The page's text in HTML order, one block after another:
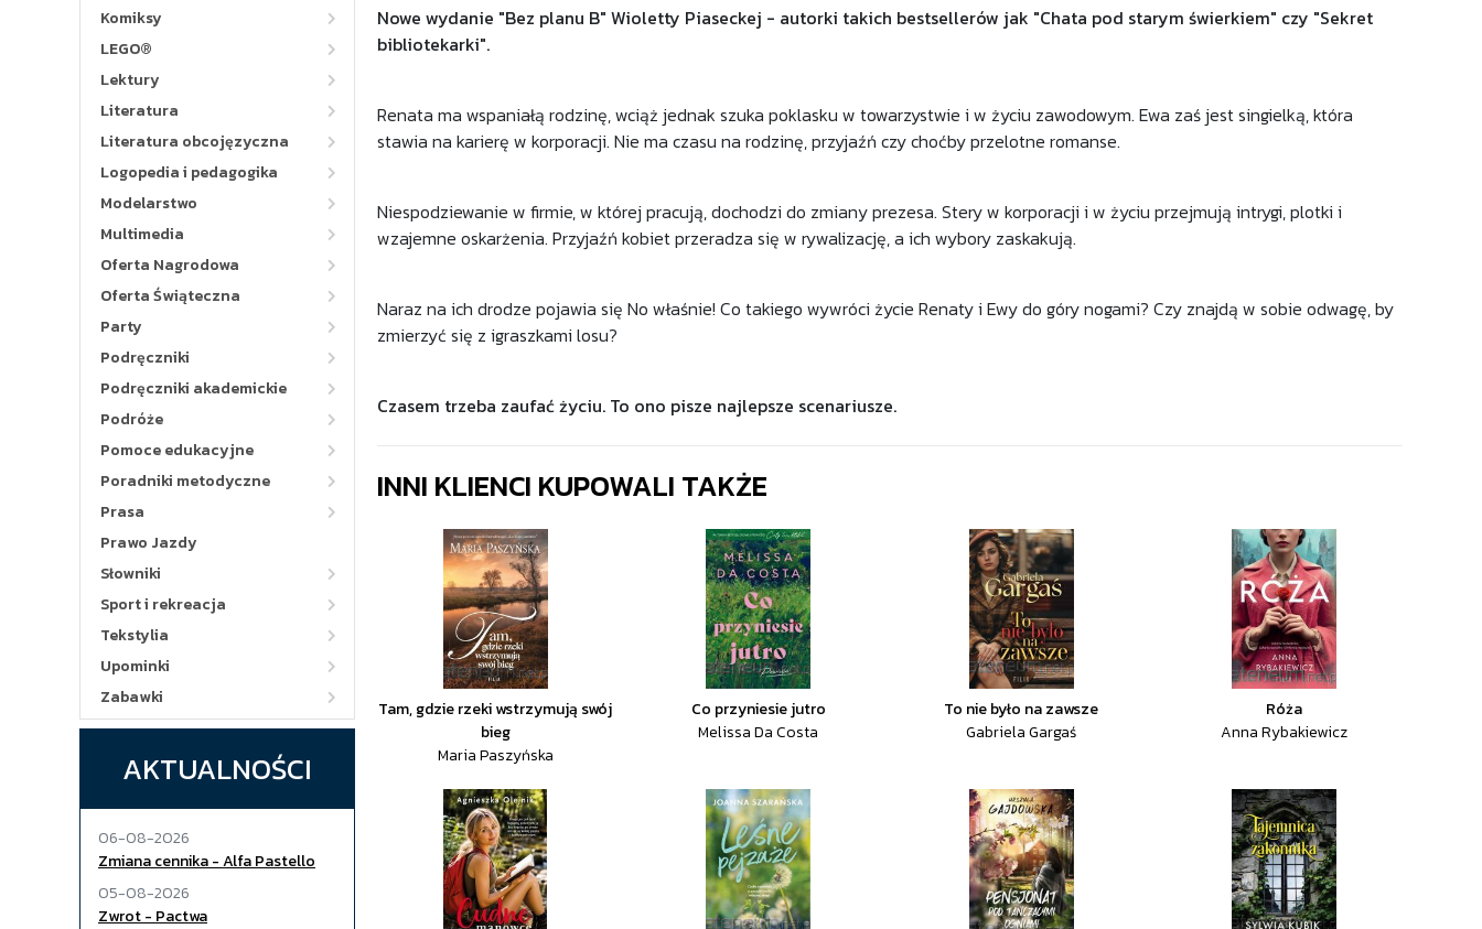
Komiksy
LEGO®
Lektury
Literatura
Literatura obcojęzyczna
Logopedia i pedagogika
Modelarstwo
Multimedia
Oferta Nagrodowa
Oferta Świąteczna
Party
Podręczniki
Podręczniki akademickie
Podróże
Pomoce edukacyjne
Poradniki metodyczne
Prasa
Prawo Jazdy
Słowniki
Sport i rekreacja
Tekstylia
Upominki
Zabawki
AKTUALNOŚCI
06-08-2026
Zmiana cennika - Alfa Pastello
05-08-2026
Zwrot - Pactwa
Nowe wydanie "Bez planu B" Wioletty Piaseckej - autorki takich bestsellerów jak "Chata pod starym świerkiem" czy "Sekret
bibliotekarki".
Renata ma wspaniałą rodzinę, wciąż jednak szuka poklasku w towarzystwie i w życiu zawodowym. Ewa zaś jest singielką, która
stawia na karierę w korporacji. Nie ma czasu na rodzinę, przyjaźń czy choćby przelotne romanse.
Niespodziewanie w firmie, w której pracują, dochodzi do zmiany prezesa. Stery w korporacji i w życiu przejmują intrygi, plotki i
wzajemne oskarżenia. Przyjaźń kobiet przeradza się w rywalizację, a ich wybory zaskakują.
Naraz na ich drodze pojawia się No właśnie! Co takiego wywróci życie Renaty i Ewy do góry nogami? Czy znajdą w sobie odwagę, by
zmierzyć się z igraszkami losu?
Czasem trzeba zaufać życiu. To ono pisze najlepsze scenariusze.
INNI KLIENCI KUPOWALI TAKŻE
Tam, gdzie rzeki wstrzymują swój
bieg
Maria Paszyńska
Co przyniesie jutro
Melissa Da Costa
To nie było na zawsze
Gabriela Gargaś
Róża
Anna Rybakiewicz